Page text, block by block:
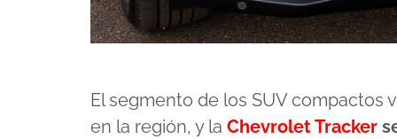
El segmento de los SUV
en la región, y la Chevrolet Tracker